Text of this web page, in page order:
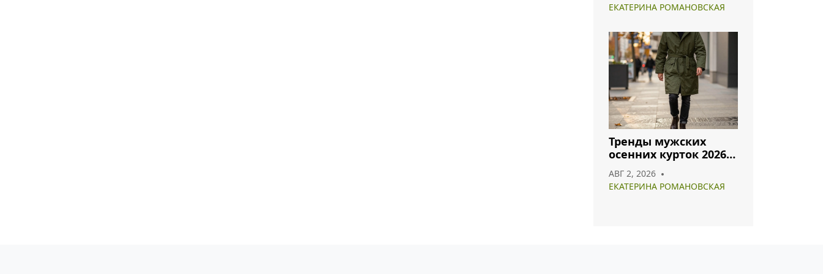
ЕКАТЕРИНА РОМАНОВСКАЯ
Тренды мужских
осенних курток 2026:
сочетать
АВГ 2, 2026
ЕКАТЕРИНА РОМАНОВСКАЯ